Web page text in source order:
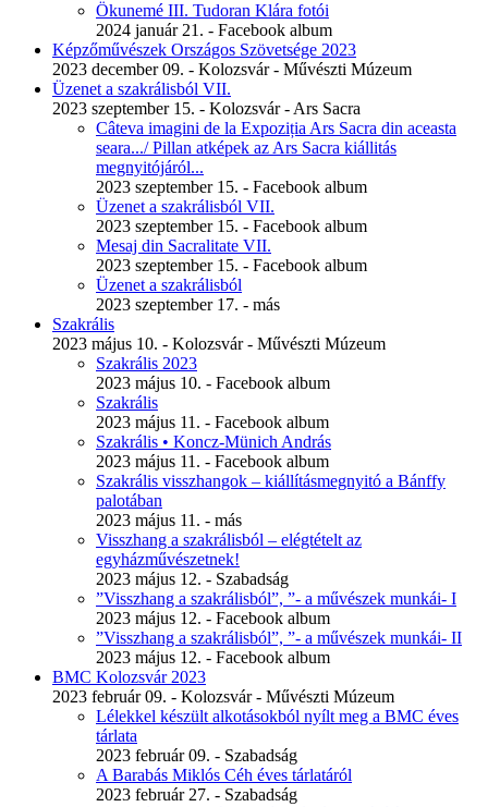
Ökunemé III. Tudoran Klára fotói
2024 január 21. - Facebook album
Képzőművészek Országos Szövetsége 2023
2023 december 09. - Kolozsvár - Művészti Múzeum
Üzenet a szakrálisból VII.
2023 szeptember 15. - Kolozsvár - Ars Sacra
Câteva imagini de la Expoziția Ars Sacra din aceasta
seara.../ Pillan atképek az Ars Sacra kiállitás
megnyitójáról...
2023 szeptember 15. - Facebook album
Üzenet a szakrálisból VII.
2023 szeptember 15. - Facebook album
Mesaj din Sacralitate VII.
2023 szeptember 15. - Facebook album
Üzenet a szakrálisból
2023 szeptember 17. - más
Szakrális
2023 május 10. - Kolozsvár - Művészti Múzeum
Szakrális 2023
2023 május 10. - Facebook album
Szakrális
2023 május 11. - Facebook album
Szakrális • Koncz-Münich András
2023 május 11. - Facebook album
Szakrális visszhangok – kiállításmegnyitó a Bánffy
palotában
2023 május 11. - más
Visszhang a szakrálisból – elégtételt az
egyházművészetnek!
2023 május 12. - Szabadság
”Visszhang a szakrálisból”, ”- a művészek munkái- I
2023 május 12. - Facebook album
”Visszhang a szakrálisból”, ”- a művészek munkái- II
2023 május 12. - Facebook album
BMC Kolozsvár 2023
2023 február 09. - Kolozsvár - Művészti Múzeum
Lélekkel készült alkotásokból nyílt meg a BMC éves
tárlata
2023 február 09. - Szabadság
A Barabás Miklós Céh éves tárlatáról
2023 február 27. - Szabadság